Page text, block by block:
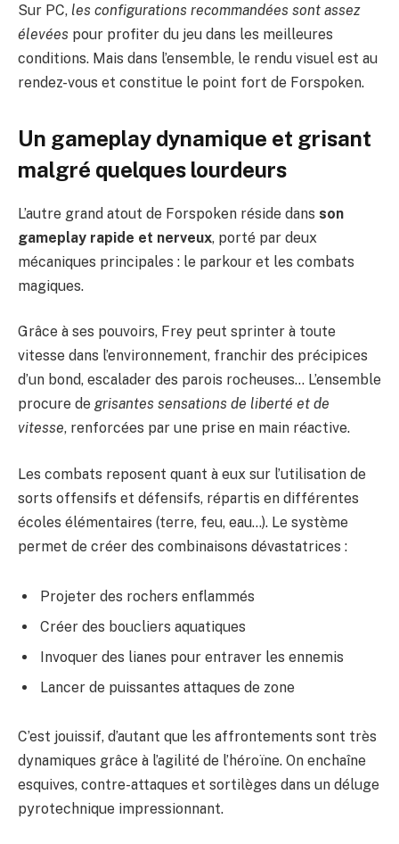
Sur PC, les configurations recommandées sont assez
élevées pour profiter du jeu dans les meilleures
conditions. Mais dans l’ensemble, le rendu visuel est au
rendez-vous et constitue le point fort de Forspoken.
Un gameplay dynamique et grisant
malgré quelques lourdeurs
L’autre grand atout de Forspoken réside dans son
gameplay rapide et nerveux, porté par deux
mécaniques principales : le parkour et les combats
magiques.
Grâce à ses pouvoirs, Frey peut sprinter à toute
vitesse dans l’environnement, franchir des précipices
d’un bond, escalader des parois rocheuses… L’ensemble
procure de grisantes sensations de liberté et de
vitesse, renforcées par une prise en main réactive.
Les combats reposent quant à eux sur l’utilisation de
sorts offensifs et défensifs, répartis en différentes
écoles élémentaires (terre, feu, eau…). Le système
permet de créer des combinaisons dévastatrices :
Projeter des rochers enflammés
Créer des boucliers aquatiques
Invoquer des lianes pour entraver les ennemis
Lancer de puissantes attaques de zone
C’est jouissif, d’autant que les affrontements sont très
dynamiques grâce à l’agilité de l’héroïne. On enchaîne
esquives, contre-attaques et sortilèges dans un déluge
pyrotechnique impressionnant.